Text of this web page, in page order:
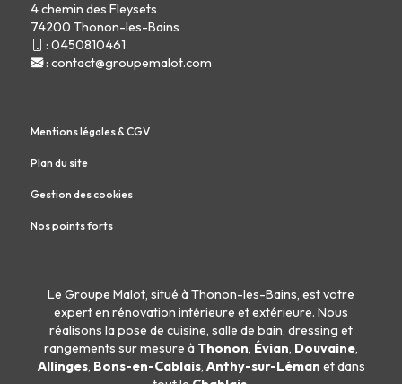
4 chemin des Fleysets
74200 Thonon-les-Bains
: 0450810461
: contact@groupemalot.com
Mentions légales & CGV
Plan du site
Gestion des cookies
Nos points forts
Le Groupe Malot, situé à Thonon-les-Bains, est votre
expert en rénovation intérieure etextérieure. Nous
réalisons lapose de cuisine, salle de bain, dressing et
rangements sur mesure à Thonon, Évian, Douvaine,
Allinges, Bons-en-Cablais, Anthy-sur-Léman et dans